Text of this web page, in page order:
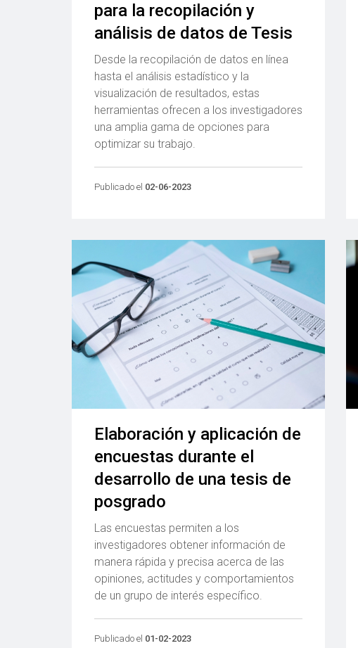
para la recopilación y
análisis de datos de Tesis
Desde la recopilación de datos en línea
hasta el análisis estadístico y la
visualización de resultados, estas
herramientas ofrecen a los investigadores
una amplia gama de opciones para
optimizar su trabajo.
Publicado el 02-06-2023
Elaboración y aplicación de
encuestas durante el
desarrollo de una tesis de
posgrado
Las encuestas permiten a los
investigadores obtener información de
manera rápida y precisa acerca de las
opiniones, actitudes y comportamientos
de un grupo de interés específico.
Publicado el 01-02-2023